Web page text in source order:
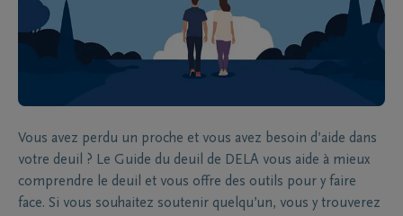
Vous avez perdu un proche et vous avez besoin d’aide dans
votre deuil ? Le Guide du deuil de DELA vous aide à mieux
comprendre le deuil et vous offre des outils pour y faire
face. Si vous souhaitez soutenir quelqu’un, vous y trouverez